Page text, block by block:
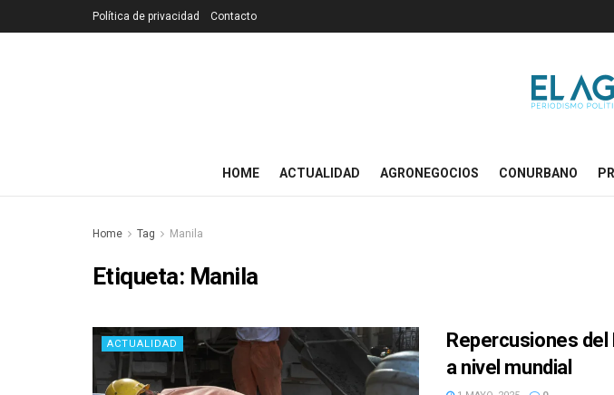
Política de privacidad Contacto
HOME ACTUALIDAD AGRONEGOCIOS CONURBANO
Home Tag Manila
Etiqueta: Manila
ACTUALIDAD
Repercusiones del
a nivel mundial